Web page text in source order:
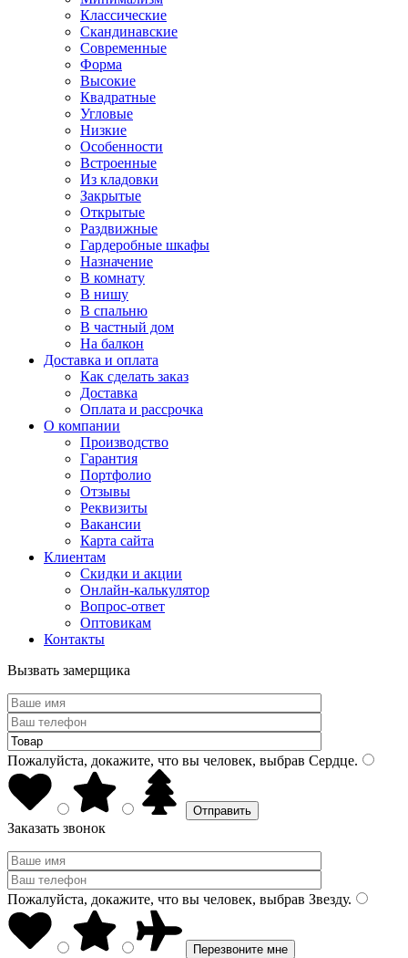
Классические
Скандинавские
Современные
Форма
Высокие
Квадратные
Угловые
Низкие
Особенности
Встроенные
Из кладовки
Закрытые
Открытые
Раздвижные
Гардеробные шкафы
Назначение
В комнату
В нишу
В спальню
В частный дом
На балкон
Доставка и оплата
Как сделать заказ
Доставка
Оплата и рассрочка
О компании
Производство
Гарантия
Портфолио
Отзывы
Реквизиты
Вакансии
Карта сайта
Клиентам
Скидки и акции
Онлайн-калькулятор
Вопрос-ответ
Оптовикам
Контакты
Вызвать замерщика
Пожалуйста, докажите, что вы человек, выбрав Сердце.
Заказать звонок
Пожалуйста, докажите, что вы человек, выбрав Звезду.